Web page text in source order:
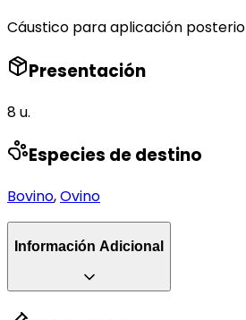
Cáustico para aplicación
Presentación
8 u.
Especies de destino
Bovino,Ovino
Información Adicional